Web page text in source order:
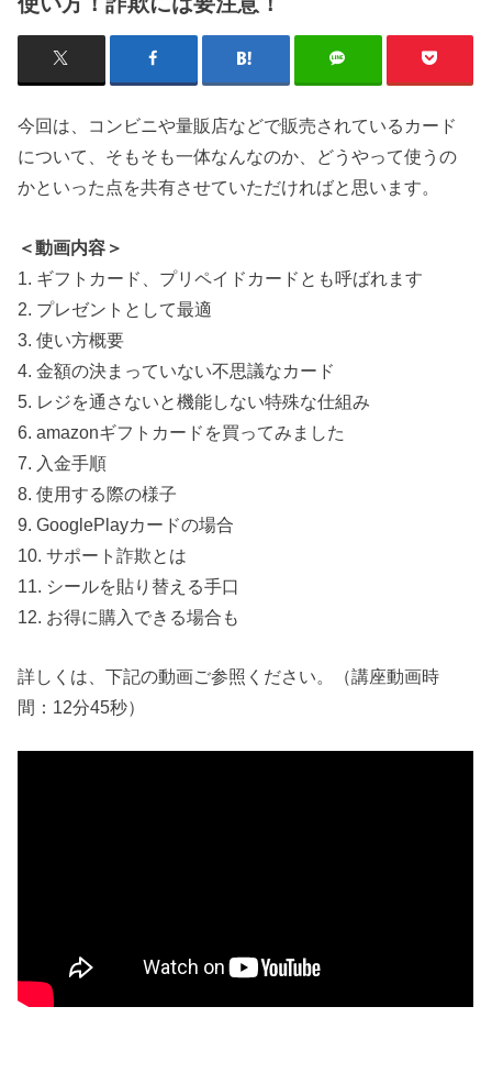
今回は、コンビニや量販店などで販売されているカード
について、そもそも一体なんなのか、どうやって使うの
かといった点を共有させていただければと思います。
＜動画内容＞
1. ギフトカード、プリペイドカードとも呼ばれます
2. プレゼントとして最適
3. 使い方概要
4. 金額の決まっていない不思議なカード
5. レジを通さないと機能しない特殊な仕組み
6. amazonギフトカードを買ってみました
7. 入金手順
8. 使用する際の様子
9. GooglePlayカードの場合
10. サポート詐欺とは
11. シールを貼り替える手口
12. お得に購入できる場合も
詳しくは、下記の動画ご参照ください。（講座動画時
間：12分45秒）